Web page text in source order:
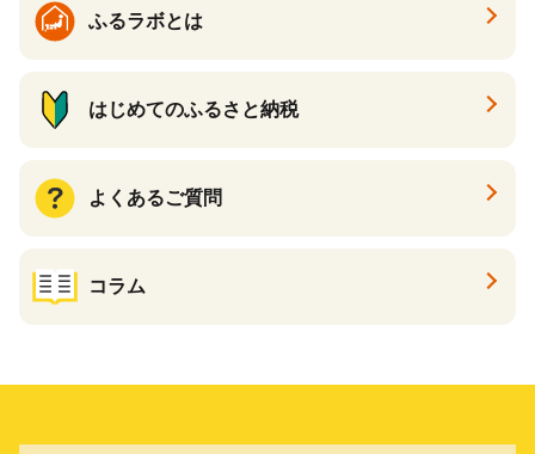
ふるラボとは
はじめてのふるさと納税
よくあるご質問
コラム